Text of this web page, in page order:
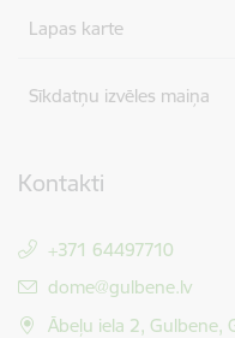
Lapas karte
Sīkdatņu izvēles maiņa
Kontakti
+371 64497710
E-pasts:
dome@gulbene.lv
Ābeļu iela 2, Gulbene,